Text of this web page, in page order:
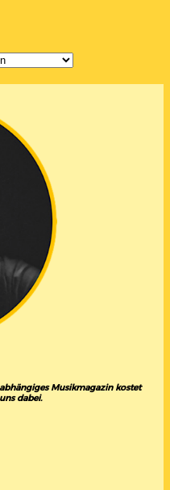
Musikmagazin kostet
dabei.